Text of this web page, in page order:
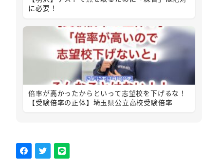
に必要！
倍率が高かったからといって志望校を下げるな！
【受験倍率の正体】埼玉県公立高校受験倍率